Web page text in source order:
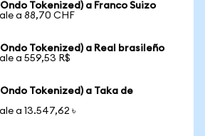
Tokenized) a Franco Suizo
a 88,70 CHF
Tokenized) a Real brasileño
a 559,53 R$
Tokenized) a Taka de
a 13.547,62 ৳